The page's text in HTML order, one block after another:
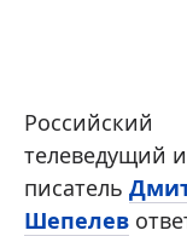
Российский
телеведущий и
писатель
Шепелев